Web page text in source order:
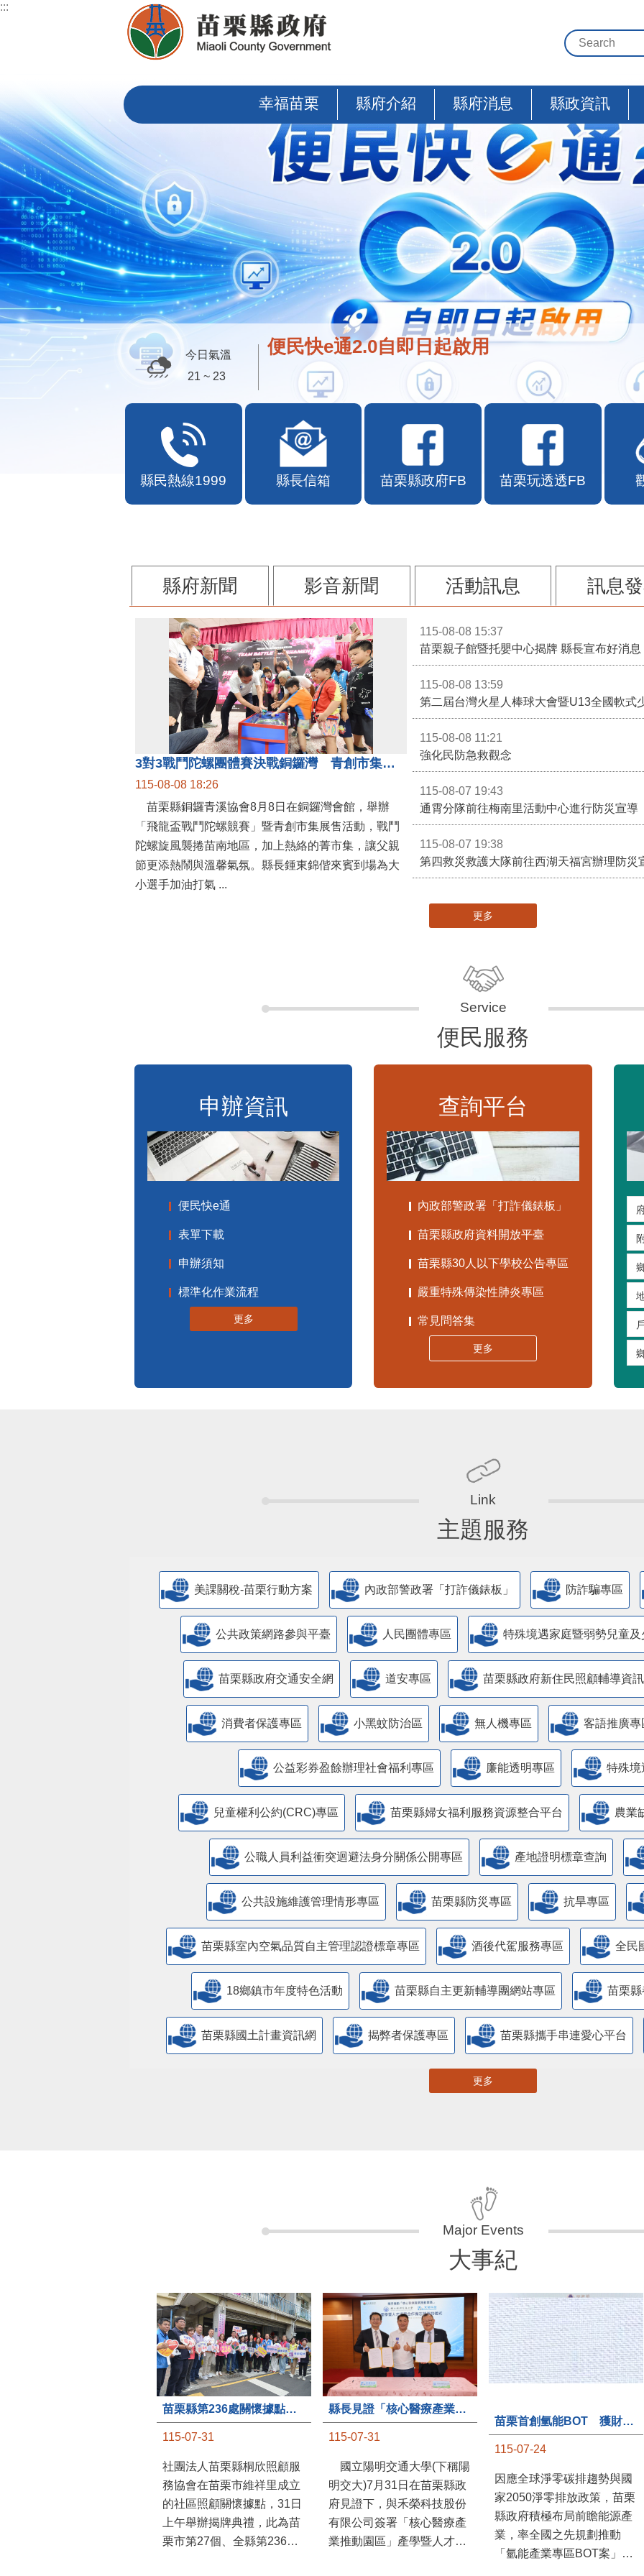
跳到主要內容區塊
:::
幸福苗栗 縣府介紹 縣府消息 縣政資訊
便民快e通2.0自即日起啟用
今日氣溫
21 ~ 23
縣民熱線1999 縣長信箱 苗栗縣政府FB 苗栗玩透透FB
縣府新聞 影音新聞 活動訊息 訊息
3對3戰鬥陀螺團體賽決戰銅鑼灣 青創市集展售為父親節增添繽紛
115-08-08 18:26
苗栗縣銅鑼青溪協會8月8日在銅鑼灣會館，舉辦
「飛龍盃戰鬥陀螺競賽」暨青創市集展售活動，戰鬥
陀螺旋風襲捲苗南地區，加上熱絡的菁市集，讓父親
節更添熱鬧與溫馨氣氛。縣長鍾東錦偕來賓到場為大
小選手加油打氣 ...
115-08-08 15:37
苗栗親子館暨托嬰中心揭牌 縣長宣布好消
115-08-08 13:59
第二屆台灣火星人棒球大會暨U13全國軟式
115-08-08 11:21
強化民防急救觀念
115-08-07 19:43
通霄分隊前往梅南里活動中心進行防災宣導
115-08-07 19:38
第四救災救護大隊前往西湖天福宮辦理防災
更多
便民服務
申辦資訊
便民快e通
表單下載
申辦須知
標準化作業流程
更多
查詢平台
內政部警政署「打詐儀錶板」
苗栗縣政府資料開放平臺
苗栗縣30人以下學校公告專區
嚴重特殊傳染性肺炎專區
常見問答集
更多
主題服務
美課關稅-苗栗行動方案 內政部警政署「打詐儀錶板」 防詐騙專區
公共政策網路參與平臺 人民團體專區 特殊境遇家庭暨弱勢兒童
苗栗縣政府交通安全網 道安專區 苗栗縣政府新住民照顧輔導資
消費者保護專區 小黑蚊防治區 無人機專區 客語推廣專
公益彩券盈餘辦理社會福利專區 廉能透明專區 特殊境
兒童權利公約(CRC)專區 苗栗縣婦女福利服務資源整合平台 農業
公職人員利益衝突迴避法身分關係公開專區 產地證明標章查詢
​公共設施維護管理情形專區 苗栗縣防災專區 抗旱專區
苗栗縣室內空氣品質自主管理認證標章專區 酒後代駕服務專區 全民
18鄉鎮市年度特色活動 苗栗縣自主更新輔導團網站專區 苗栗
苗栗縣國土計畫資訊網 揭弊者保護專區 苗栗縣攜手串連愛心平台
更多
大事紀
苗栗縣第236處關懷據點在苗栗市維祥里揭牌
115-07-31
社團法人苗栗縣桐欣照顧服
務協會在苗栗市維祥里成立
的社區照顧關懷據點，31日
上午舉辦揭牌典禮，此為苗
栗市第27個、全縣第236處
縣長見證「核心醫療產業推動園區」產學合作簽約儀式
115-07-31
國立陽明交通大學(下稱陽
明交大)7月31日在苗栗縣政
府見證下，與禾榮科技股份
有限公司簽署「核心醫療產
業推動園區」產學暨人才培
苗栗首創氫能BOT 獲財政部「突破之翼」肯定
115-07-24
因應全球淨零碳排趨勢與國
家2050淨零排放政策，苗栗
縣政府積極布局前瞻能源產
業，率全國之先規劃推動
「氫能產業專區BOT案」，